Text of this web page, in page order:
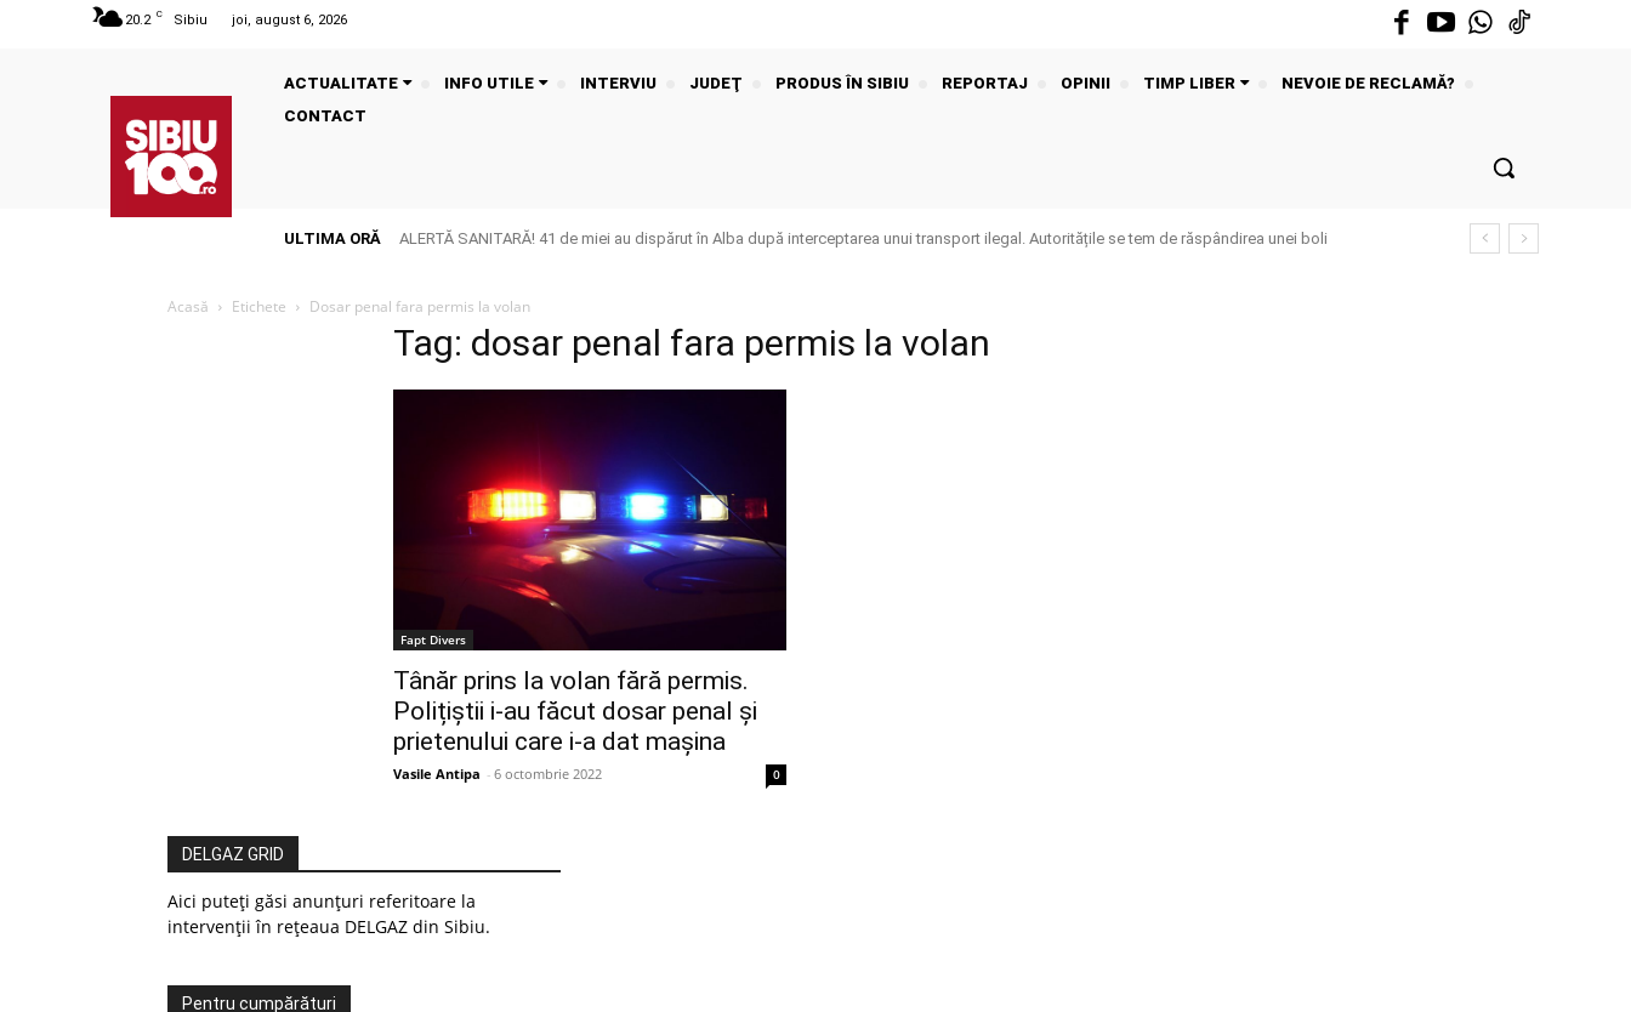
20.2 C Sibiu joi, august 6, 2026
ACTUALITATE INFO UTILE INTERVIU JUDEŢ PRODUS ÎN SIBIU REPORTAJ OPINII TIMP LIBER
NEVOIE DE RECLAMĂ?
CONTACT
ULTIMA ORĂ
ALERTĂ SANITARĂ! 41 de miei au dispărut în Alba după interceptarea unui transport ilegal. Autoritățile se tem de răspândirea unei boli
Acasă Etichete Dosar penal fara permis la volan
Tag: dosar penal fara permis la volan
Fapt Divers
Tânăr prins la volan fără permis.
Polițiștii i-au făcut dosar penal și
prietenului care i-a dat mașina
Vasile Antipa - 6 octombrie 2022 0
DELGAZ GRID
Aici puteți găsi anunțuri referitoare la
intervenții în rețeaua DELGAZ din Sibiu.
Pentru cumpărături